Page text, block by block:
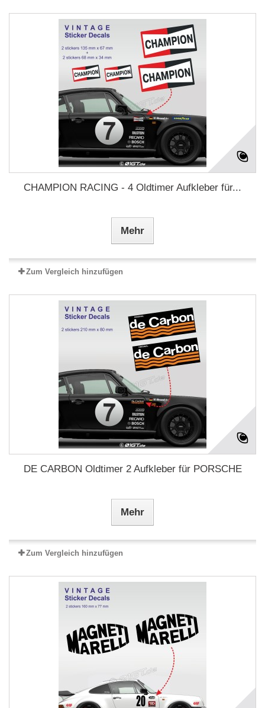
CHAMPION RACING - 4 Oldtimer Aufkleber für...
Mehr
Zum Vergleich hinzufügen
DE CARBON Oldtimer 2 Aufkleber für PORSCHE
Mehr
Zum Vergleich hinzufügen